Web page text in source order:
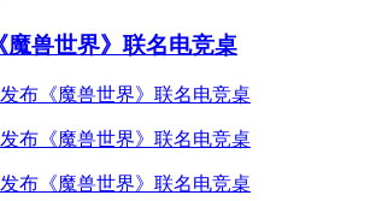
魔兽世界》联名电竞桌